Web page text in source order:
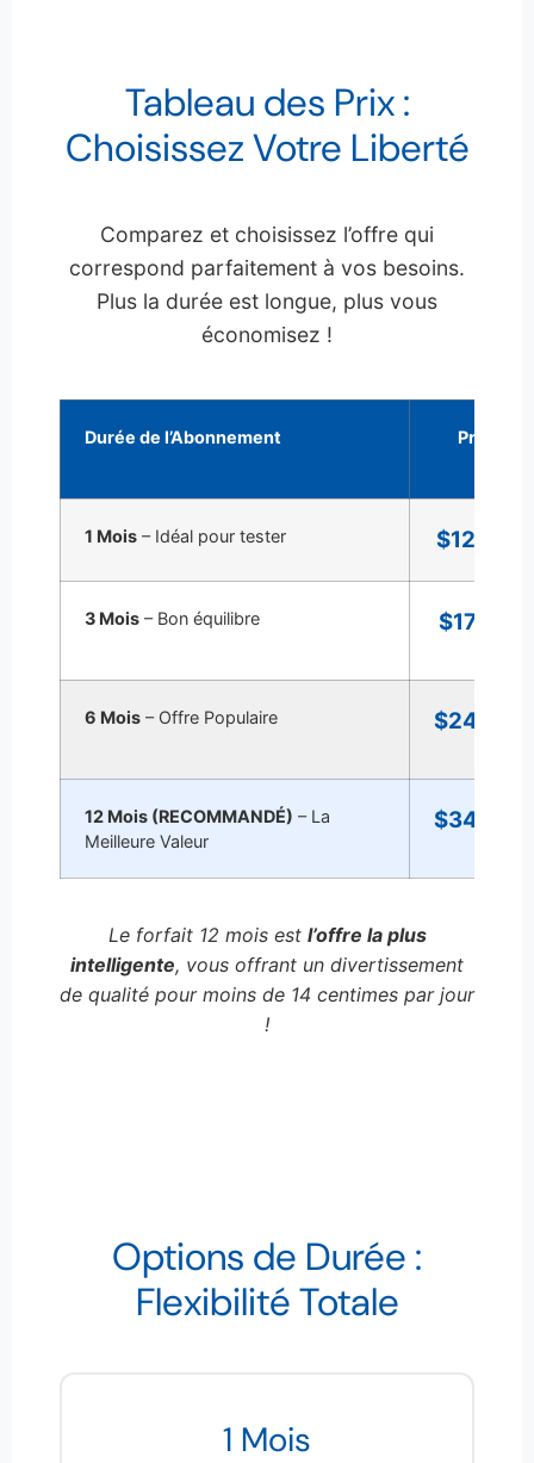
Tableau des Prix :
Choisissez Votre Liberté
Comparez et choisissez l’offre qui
correspond parfaitement à vos besoins.
Plus la durée est longue, plus vous
économisez !
Durée de l’Abonnement Prix
1 Mois – Idéal pour tester $12.99
3 Mois – Bon équilibre $17.99
6 Mois – Offre Populaire $24.99
12 Mois (RECOMMANDÉ) – La
Meilleure Valeur
$34.99
Le forfait 12 mois est l’offre la plus
intelligente, vous offrant un divertissement
de qualité pour moins de 14 centimes par jour
!
Options de Durée :
Flexibilité Totale
1 Mois